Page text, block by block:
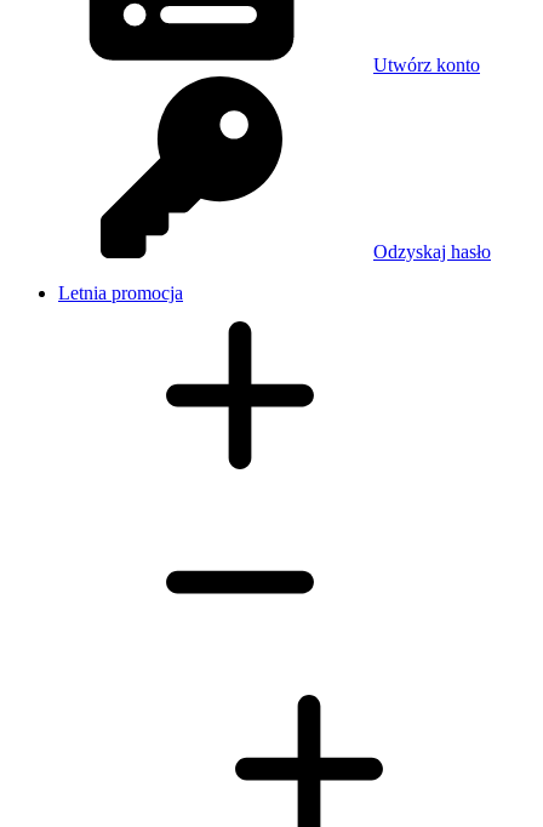
Utwórz konto
Odzyskaj hasło
Letnia promocja